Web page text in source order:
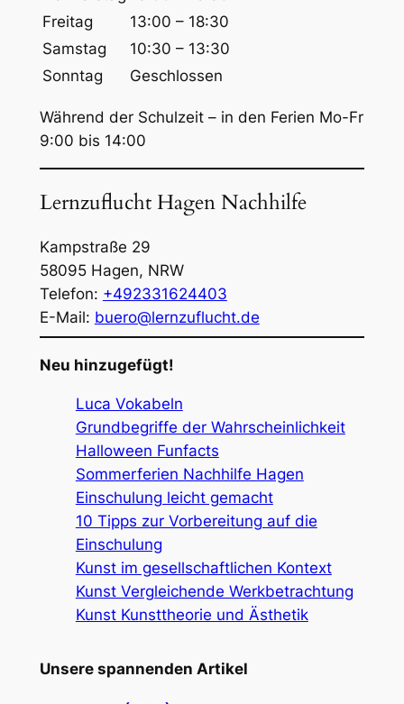
Freitag
13:00 – 18:30
Samstag
10:30 – 13:30
Sonntag
Geschlossen
Während der Schulzeit – in den Ferien Mo-Fr
9:00 bis 14:00
Lernzuflucht Hagen Nachhilfe
Kampstraße 29
58095Hagen, NRW
Telefon: +492331624403
E-Mail: buero@lernzuflucht.de
Neu hinzugefügt!
Luca Vokabeln
Grundbegriffe der Wahrscheinlichkeit
Halloween Funfacts
Sommerferien Nachhilfe Hagen
Einschulung leicht gemacht
10 Tipps zur Vorbereitung auf die
Einschulung
Kunst im gesellschaftlichen Kontext
Kunst Vergleichende Werkbetrachtung
Kunst Kunsttheorie und Ästhetik
Unsere spannenden Artikel